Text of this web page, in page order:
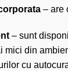
– are
– sunt
mici din
cu